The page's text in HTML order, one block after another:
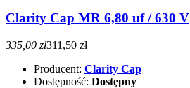
Clarity Cap MR 6,80 uf / 630 V
335,00 zł311,50 zł
Producent: Clarity Cap
Dostępność: Dostępny